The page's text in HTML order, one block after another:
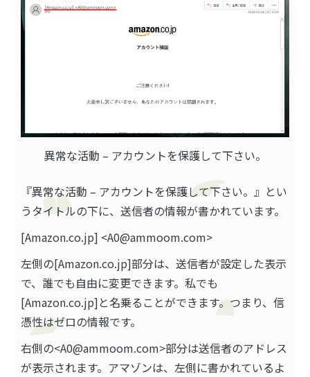
異常な活動 – アカウントを保護して下さい。
『異常な活動 – アカウントを保護して下さい。』とい
うタイトルの下に、送信者の情報が書かれています。
[Amazon.co.jp] <A0@ammoom.com>
左側の[Amazon.co.jp]部分は、 送信者が設定した表示
で、誰でも自由に変更できます。私でも
[Amazon.co.jp]と名乗ることができます。つまり、 信
憑性はゼロの情報です。
右側の<A0@ammoom.com>部分は送信者のアドレス
が表示されます。アマゾンは、左側に書かれているよ